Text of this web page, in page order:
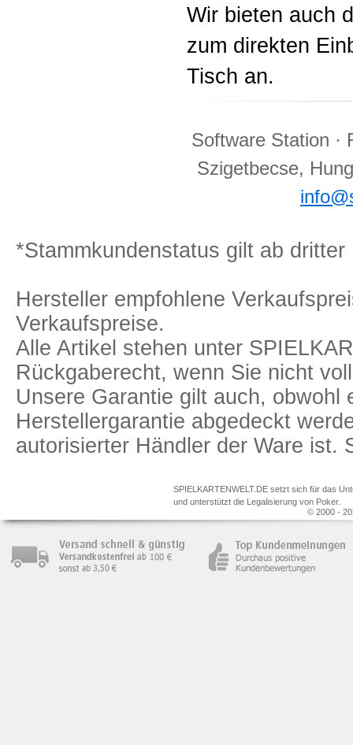
Wir bieten auch
zum direkten
Tisch an.
Software Station ·
Szigetbecse,
*Stammkundenstatus gilt ab dritter
Hersteller empfohlene
Verkaufspreise.
Alle Artikel stehen unter
Rückgaberecht, wenn Sie nicht
Unsere Garantie gilt auch, obwohl
Herstellergarantie abgedeckt
autorisierter Händler der Ware ist.
SPIELKARTENWELT.DE setzt sich für das
und unterstützt die Legalisierung von Poker.
© 2000 -